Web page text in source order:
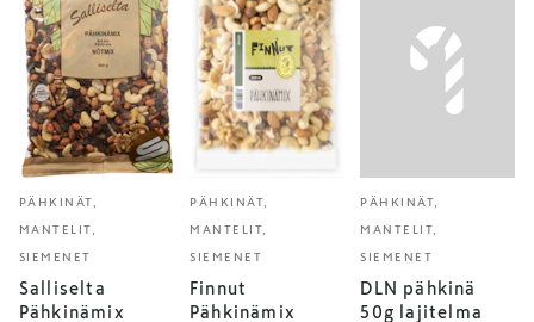
PÄHKINÄT,
MANTELIT,
SIEMENET
Salliselta
Pähkinämix
PÄHKINÄT,
MANTELIT,
SIEMENET
Finnut
Pähkinämix
PÄHKINÄT,
MANTELIT,
SIEMENET
DLN pähkinä
50g lajitelma